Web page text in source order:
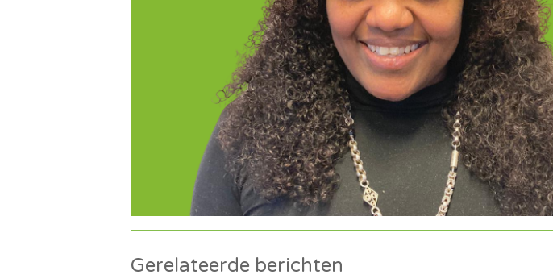
Gerelateerde berichten